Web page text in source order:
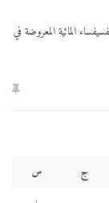
المائية المعروضة في
ج
س